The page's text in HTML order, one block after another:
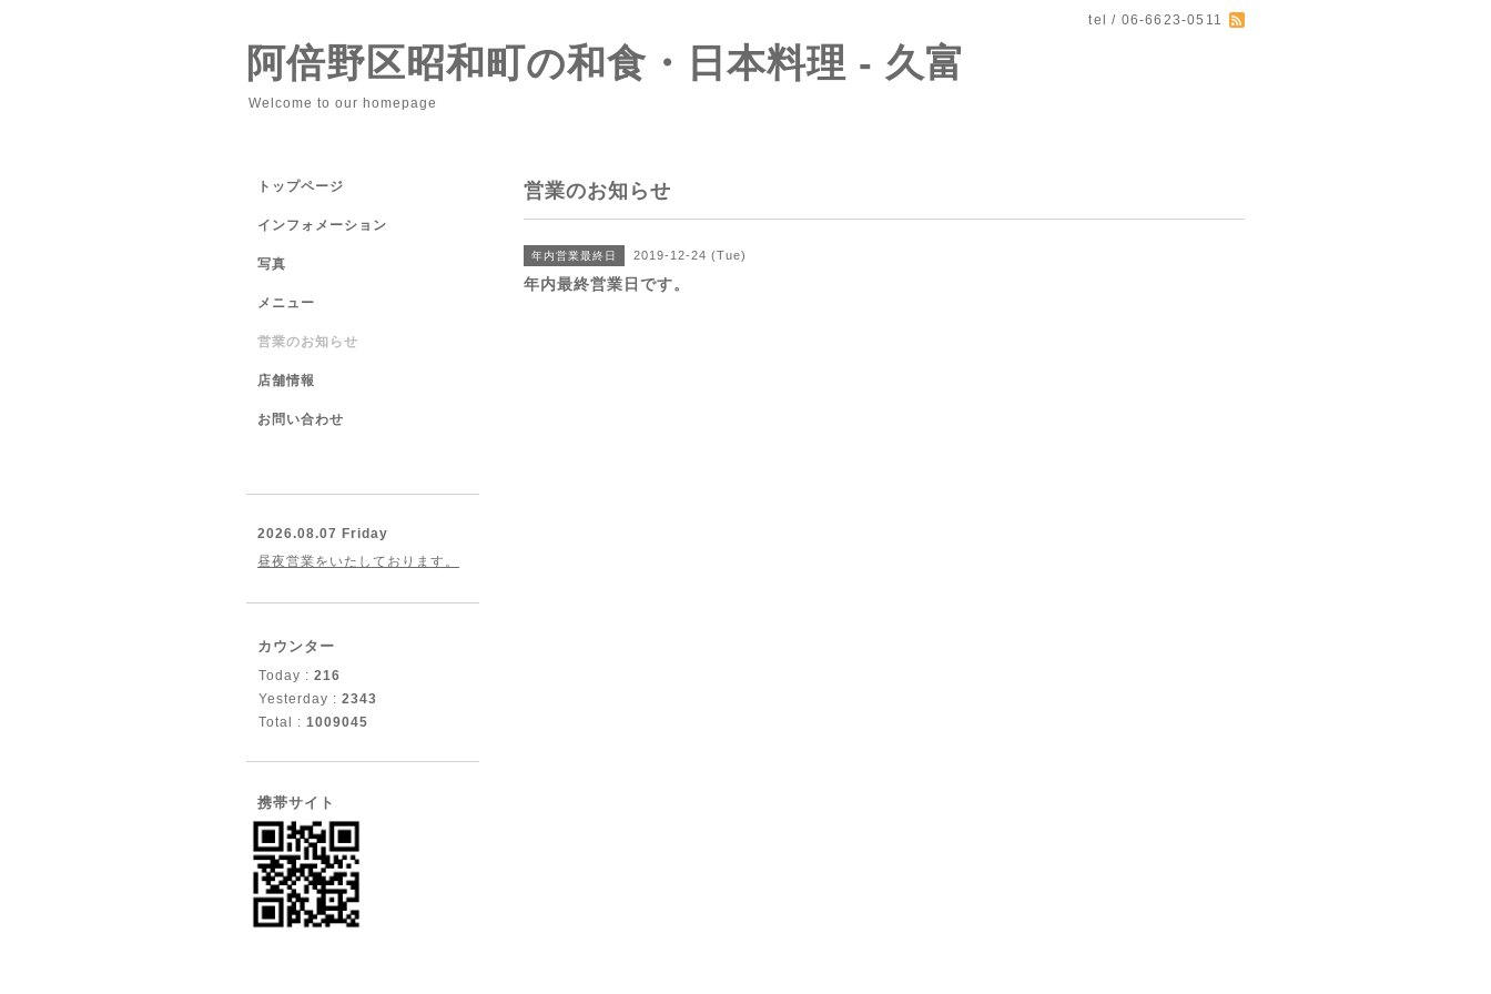
tel / 06-6623-0511
阿倍野区昭和町の和食・日本料理 - 久富
Welcome to our homepage
営業のお知らせ
年内営業最終日 2019-12-24 (Tue)
年内最終営業日です。
トップページ
インフォメーション
写真
メニュー
営業のお知らせ
店舗情報
お問い合わせ
2026.08.07 Friday
昼夜営業をいたしております。
カウンター
Today : 216
Yesterday : 2343
Total : 1009045
携帯サイト